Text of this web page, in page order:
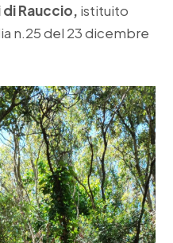
di Rauccio, istituito
n.25 del 23 dicembre